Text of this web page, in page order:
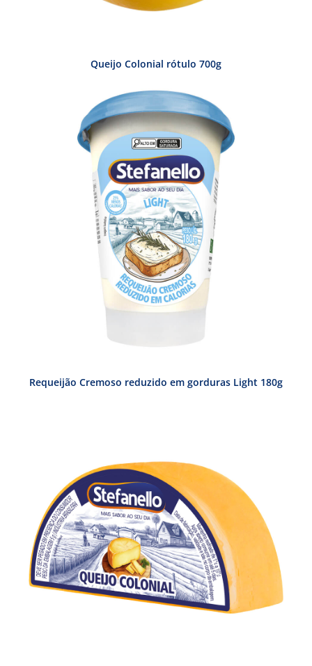
Queijo Colonial rótulo 700g
Requeijão Cremoso reduzido em gorduras Light 180g